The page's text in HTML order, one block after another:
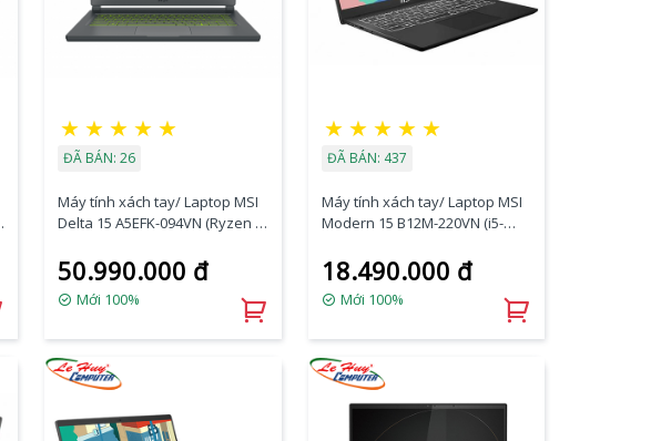
★ ★ ★ ★ ★
ĐÃ BÁN: 26
Máy tính xách tay/ Laptop MSI
Delta 15 A5EFK-094VN (Ryzen 9
10GB/Ram 16GB/SSD 1TB/15.6
Inch IPS 240Hz FHD)
50.990.000 đ
Mới 100%
★ ★ ★ ★ ★
ĐÃ BÁN: 437
Máy tính xách tay/ Laptop MSI
Modern 15 B12M-220VN (i5-
8GB/SSD 512GB/15.6 Inch IPS
FHD)
18.490.000 đ
Mới 100%